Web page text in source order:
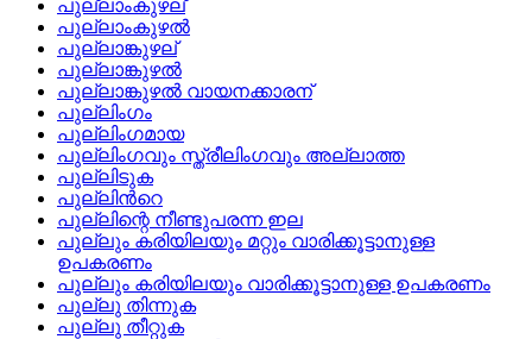
പുല്ലാംകുഴല്
പുല്ലാംകുഴല്‍
പുല്ലാങ്കുഴല്
പുല്ലാങ്കുഴല്‍
പുല്ലാങ്കുഴല്‍ വായനക്കാരന്
പുല്ലിംഗം
പുല്ലിംഗമായ
പുല്ലിംഗവും സ്ത്രീലിംഗവും അല്ലാത്ത
പുല്ലിടുക
പുല്ലിന്‍റെ
പുല്ലിന്റെ നീണ്ടുപരന്ന ഇല
പുല്ലും കരിയിലയും മറ്റും വാരിക്കൂട്ടാനുള്ള
ഉപകരണം
പുല്ലും കരിയിലയും വാരിക്കൂട്ടാനുള്ള ഉപകരണം
പുല്ലു തിന്നുക
പുല്ലു തീറ്റുക